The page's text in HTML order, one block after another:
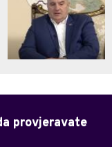
provjeravate